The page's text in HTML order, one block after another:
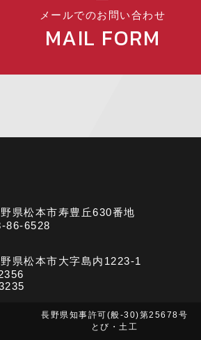
メールでのお問い合わせ
MAIL FORM
県松本市寿豊丘630番地
86-6528
県松本市大字島内1223-1
長野県知事許可(般-30)第25678号
とび・土工